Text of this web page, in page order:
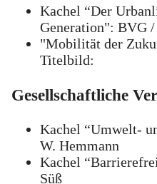
Kachel “Der
Generation": BVG
"Mobilität der
Titelbild:
Gesellschaftliche
Kachel “Umwelt-
W. Hemmann
Kachel
Süß